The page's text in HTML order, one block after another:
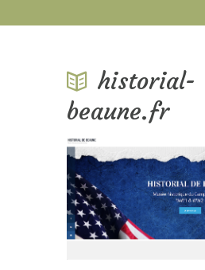
historial-
beaune.fr